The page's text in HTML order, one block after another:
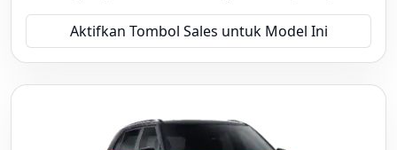
Aktifkan Tombol Sales untuk Model Ini